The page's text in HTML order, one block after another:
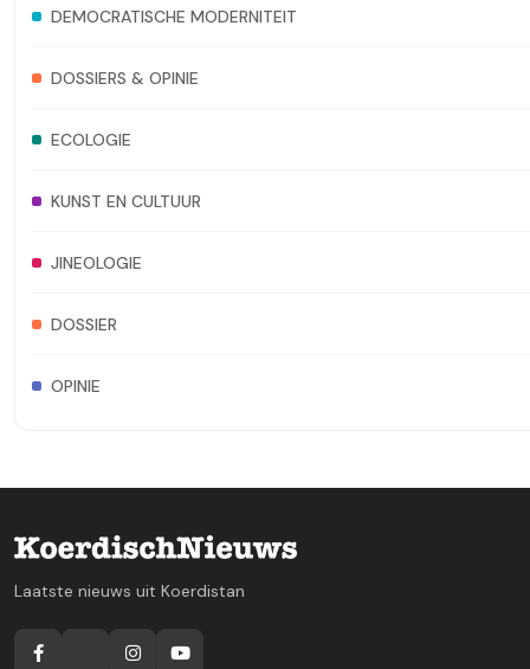
DEMOCRATISCHE MODERNITEIT
DOSSIERS & OPINIE
ECOLOGIE
KUNST EN CULTUUR
JINEOLOGIE
DOSSIER
OPINIE
Laatste nieuws uit Koerdistan